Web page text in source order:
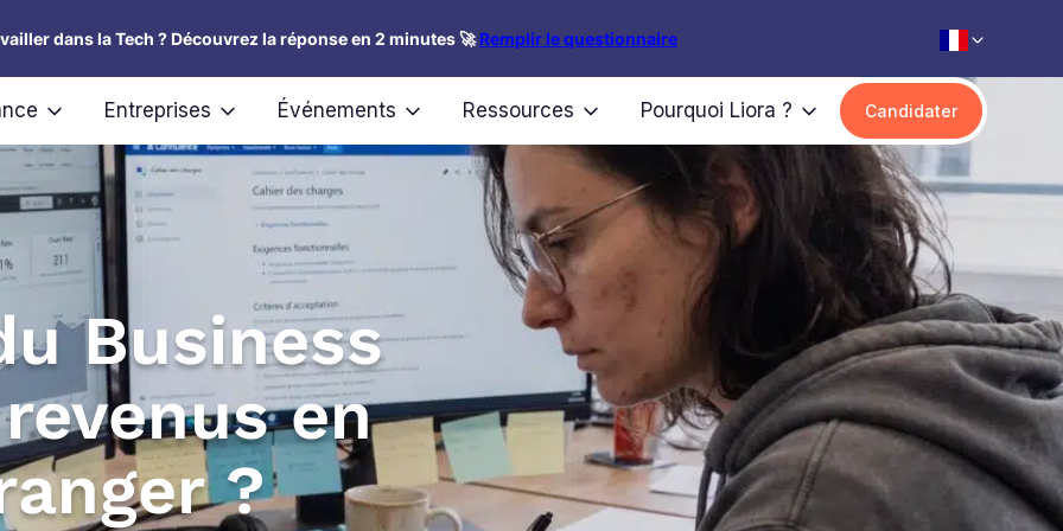
dans la Tech ? Découvrez la réponse en 2 minutes 🚀Remplir le questionnaire
Entreprises Événements Ressources Pourquoi Liora ? Candidater
Business
en
?